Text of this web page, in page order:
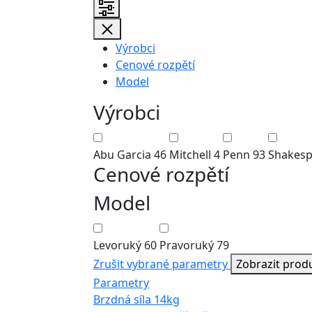
Výrobci
Cenové rozpětí
Model
Výrobci
Abu Garcia 46 Mitchell 4 Penn 93
Cenové rozpětí
Model
Levoruký 60 Pravoruký79
Zrušit vybrané parametry Zobrazit
Parametry
Brzdná síla 14kg